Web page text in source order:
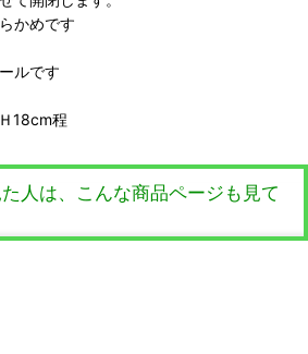
かめです
ルです
18cm程
人は、こんな商品ページも見て